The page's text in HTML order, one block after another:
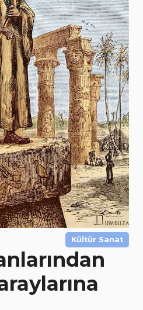
Kültür Sanat